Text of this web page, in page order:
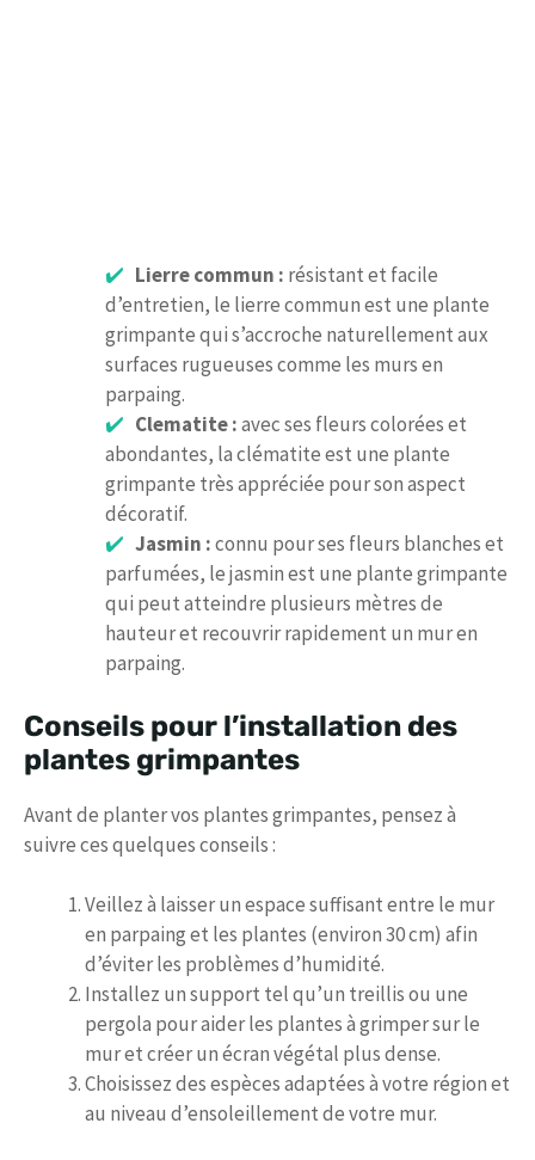
Lierre commun : résistant et facile
d’entretien, le lierre commun est une plante
grimpante qui s’accroche naturellement aux
surfaces rugueuses comme les murs en
parpaing.
Clematite :avec ses fleurs colorées et
abondantes, la clématite est une plante
grimpante très appréciée pour son aspect
décoratif.
Jasmin :connu pour ses fleurs blanches et
parfumées, le jasmin est une plante grimpante
qui peut atteindre plusieurs mètres de
hauteur et recouvrir rapidement un mur en
parpaing.
Conseils pour l’installation des
plantes grimpantes
Avant de planter vos plantes grimpantes, pensez à
suivre ces quelques conseils :
Veillez à laisser un espace suffisant entre le mur
en parpaing et les plantes (environ 30 cm) afin
d’éviter les problèmes d’humidité.
Installez un support tel qu’un treillis ou une
pergola pour aider les plantes à grimper sur le
mur et créer un écran végétal plus dense.
Choisissez des espèces adaptées à votre région et
au niveau d’ensoleillement de votre mur.